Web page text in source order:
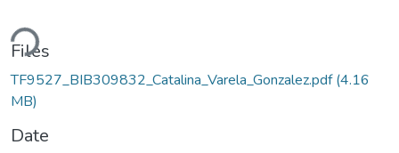
Files
TF9527_BIB309832_Catalina_Varela_Gonzalez.pdf(4.16
MB)
Date